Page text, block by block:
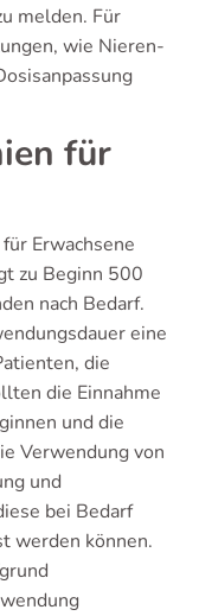
melden. Für
wie Nieren-
für
Erwachsene
zu Beginn 500
nach Bedarf.
eine
die
die Einnahme
und die
Verwendung von
und
bei Bedarf
werden können.